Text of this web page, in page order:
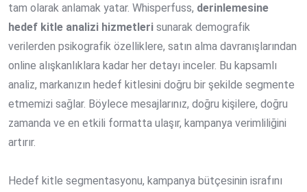
tam olarak anlamak yatar. Whisperfuss, derinlemesine
hedef kitle analizi hizmetleri sunarak demografik
verilerden psikografik özelliklere, satın alma davranışlarından
online alışkanlıklara kadar her detayı inceler. Bu kapsamlı
analiz, markanızın hedef kitlesini doğru bir şekilde segmente
etmemizi sağlar. Böylece mesajlarınız, doğru kişilere, doğru
zamanda ve en etkili formatta ulaşır, kampanya verimliliğini
artırır.
Hedef kitle segmentasyonu, kampanya bütçesinin israfını